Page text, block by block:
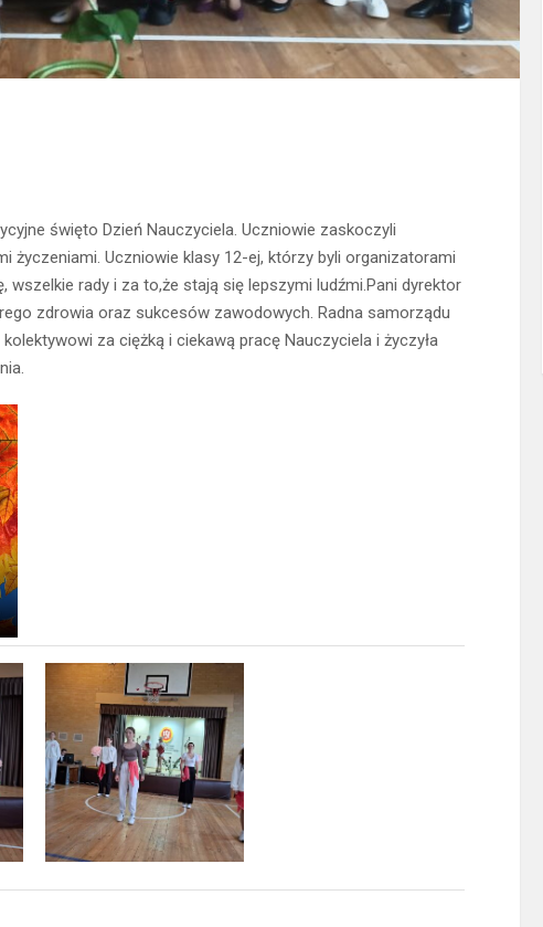
święto Dzień Nauczyciela. Uczniowie zaskoczyli
życzeniami. Uczniowie klasy 12-ej, którzy byli organizatorami
rady i za to,że stają się lepszymi ludźmi.Pani dyrektor
zdrowia oraz sukcesów zawodowych. Radna samorządu
za ciężką i ciekawą pracę Nauczyciela i życzyła